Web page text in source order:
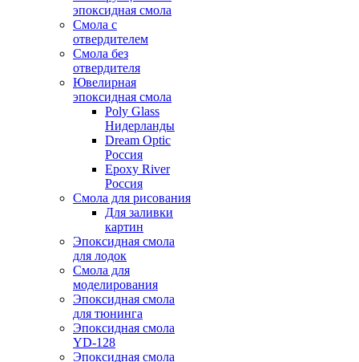
эпоксидная смола
Смола с
отвердителем
Смола без
отвердителя
Ювелирная
эпоксидная смола
Poly Glass
Нидерланды
Dream Optic
Россия
Epoxy River
Россия
Смола для рисования
Для заливки
картин
Эпоксидная смола
для лодок
Смола для
моделирования
Эпоксидная смола
для тюнинга
Эпоксидная смола
YD-128
Эпоксидная смола